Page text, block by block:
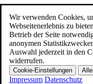
Wir verwenden Cookies,
Webseitenerlebnis zu
Betrieb der Seite
anonymen
Auswahl jederzeit in den
widerrufen.
Cookie-Einstellungen
Impressum Datenschutz
Zum Hauptinhalt
Menü
Home
Promi-EAGLES
Business-EAGLES